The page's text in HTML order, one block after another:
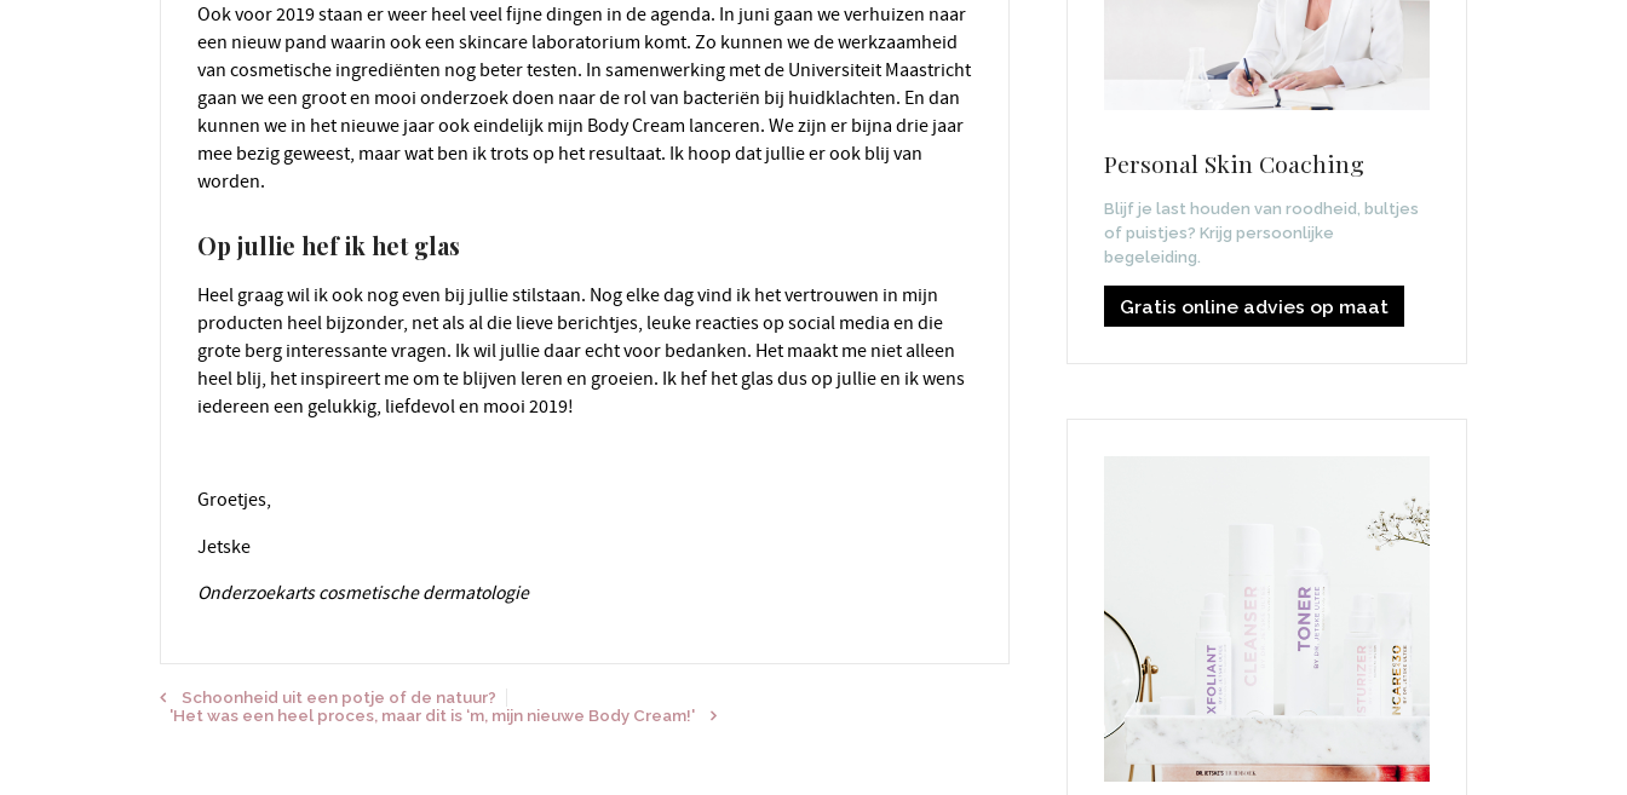
Ook voor 2019 staan er weer heel veel fijne dingen in de agenda. In juni gaan we verhuizen naar
een nieuw pand waarin ook een skincare laboratorium komt. Zo kunnen we de werkzaamheid
van cosmetische ingrediënten nog beter testen. In samenwerking met de Universiteit Maastricht
gaan we een groot en mooi onderzoek doen naar de rol van bacteriën bij huidklachten. En dan
kunnen we in het nieuwe jaar ook eindelijk mijn Body Cream lanceren. We zijn er bijna drie jaar
mee bezig geweest, maar wat ben ik trots op het resultaat. Ik hoop dat jullie er ook blij van
worden.
Op jullie hef ik het glas
Heel graag wil ik ook nog even bij jullie stilstaan. Nog elke dag vind ik het vertrouwen in mijn
producten heel bijzonder, net als al die lieve berichtjes, leuke reacties op social media en die
grote berg interessante vragen. Ik wil jullie daar echt voor bedanken. Het maakt me niet alleen
heel blij, het inspireert me om te blijven leren en groeien. Ik hef het glas dus op jullie en ik wens
iedereen een gelukkig, liefdevol en mooi 2019!
Groetjes,
Jetske
Onderzoekarts cosmetische dermatologie
Schoonheid uit een potje of de natuur?
'Het was een heel proces, maar dit is ‘m, mijn nieuwe Body Cream!'
Personal Skin Coaching
Blijf je last houden van roodheid, bultjes
of puistjes? Krijg persoonlijke
begeleiding.
Gratis online advies op maat